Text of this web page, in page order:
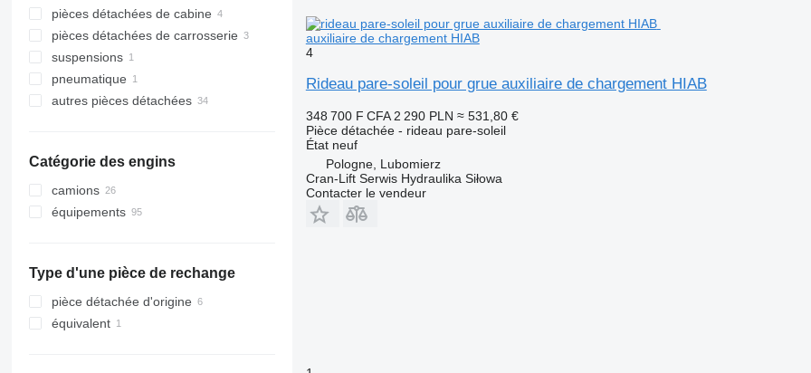
capteurs
tableaux de bord
accumulateurs
systèmes de radiocommande
unité de commande
distributeurs hydrauliques
réservoirs hydrauliques
rotateurs hydrauliques
vérins hydrauliques
filtres hydrauliques
autres éléments fonctionnels
pièces détachées de cabine
sièges
revêtements
rideaux pare-soleil
pièces détachées de carrosserie
bras
suspensions
barres stabilisatrices
pneumatique
tuyaux
autres pièces détachées
Catégorie des engins
camions
équipements
grues auxiliaires de chargement
Type d'une pièce de rechange
pièce détachée d'origine
équivalent
auxiliaire de chargement HIAB
4
Rideau pare-soleil pour grue auxiliaire de chargement HIAB
348 700 F CFA 2 290 PLN ≈ 531,80 €
Pièce détachée - rideau pare-soleil
Étatneuf
Pologne, Lubomierz
Cran-Lift Serwis Hydraulika Siłowa
Contacter le vendeur